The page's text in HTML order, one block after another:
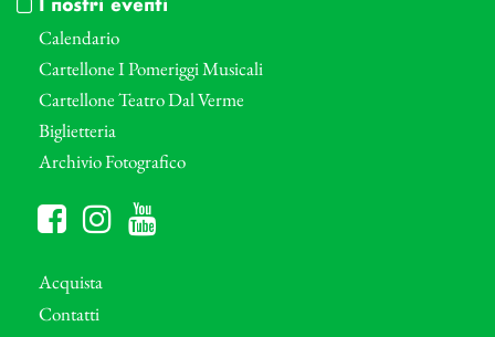
I nostri eventi
Calendario
Cartellone I Pomeriggi Musicali
Cartellone Teatro Dal Verme
Biglietteria
Archivio Fotografico
Acquista
Contatti